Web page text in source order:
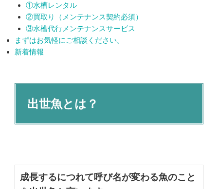
①水槽レンタル
②買取り（メンテナンス契約必須）
③水槽代行メンテナンスサービス
まずはお気軽にご相談ください。
新着情報
出世魚とは？
成長するにつれて呼び名が変わる魚のこと